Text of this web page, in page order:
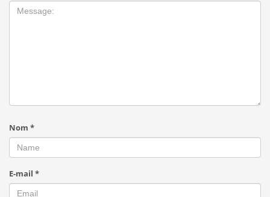
Nom *
E-mail *